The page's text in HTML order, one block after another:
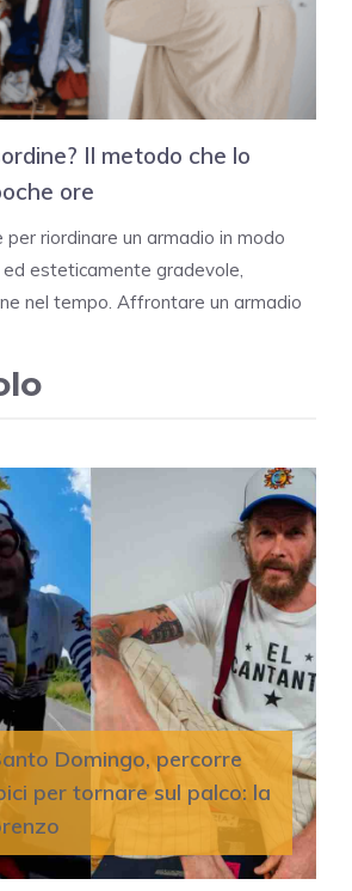
Il metodo che lo
ore
riordinare un armadio in modo
esteticamente gradevole,
nel tempo. Affrontare un armadio
Domingo, percorre
per tornare sul palco: la